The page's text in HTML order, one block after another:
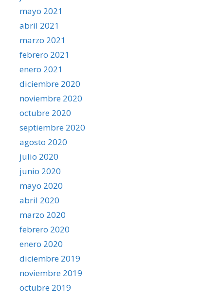
mayo 2021
abril 2021
marzo 2021
febrero 2021
enero 2021
diciembre 2020
noviembre 2020
octubre 2020
septiembre 2020
agosto 2020
julio 2020
junio 2020
mayo 2020
abril 2020
marzo 2020
febrero 2020
enero 2020
diciembre 2019
noviembre 2019
octubre 2019